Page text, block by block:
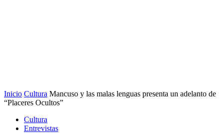
Inicio Cultura Mancuso y las malas lenguas presenta un adelanto de
“Placeres Ocultos”
Cultura
Entrevistas